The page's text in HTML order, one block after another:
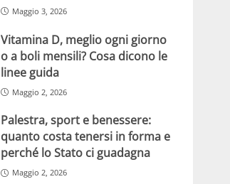
Maggio 3, 2026
Vitamina D, meglio ogni giorno
o a boli mensili? Cosa dicono le
linee guida
Maggio 2, 2026
Palestra, sport e benessere:
quanto costa tenersi in forma e
perché lo Stato ci guadagna
Maggio 2, 2026